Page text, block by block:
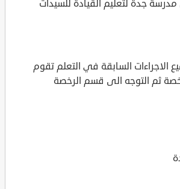
جدة لتعليم القيادة للسيدات
الاجراءات السابقة في التعلم تقوم
ثم التوجه الى قسم الرخصة